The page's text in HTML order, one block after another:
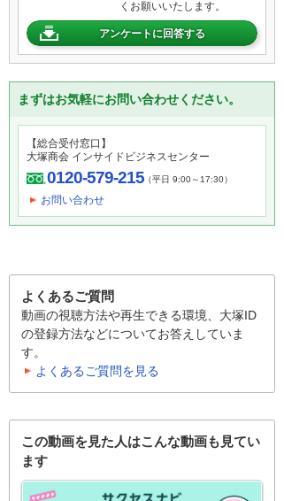
くお願いいたします。
アンケートに回答する
まずはお気軽にお問い合わせください。
【総合受付窓口】
大塚商会 インサイドビジネスセンター
0120-579-215（平日 9:00～17:30）
お問い合わせ
よくあるご質問
動画の視聴方法や再生できる環境、大塚ID
の登録方法などについてお答えしていま
す。
よくあるご質問を見る
この動画を見た人はこんな動画も見てい
ます